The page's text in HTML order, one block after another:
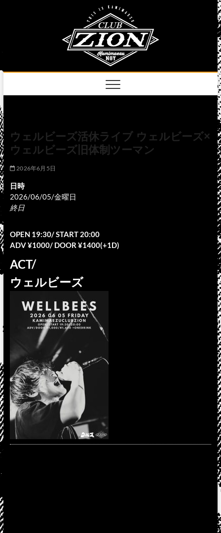
ウェルビーズ活休ライブ ウェルビーズ×
ウェルビーズ旧体制ツーマン
2026年6月5日
日時
2026/06/05/金曜日
終日
OPEN 19:30/ START 20:00
ADV ¥1000/ DOOR ¥1400(+1D)
ACT/
ウェルビーズ